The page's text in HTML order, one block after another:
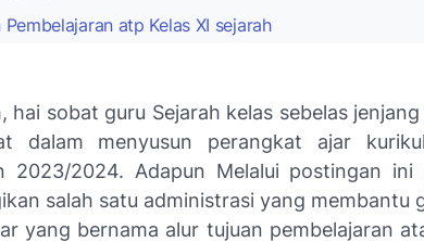
Pembelajaran atp Kelas XI sejarah
hai sobat guru Sejarah kelas sebelas
dalam menyusun perangkat ajar
2023/2024. Adapun Melalui postingan ini
salah satu administrasi yang membantu
yang bernama alur tujuan pembelajaran